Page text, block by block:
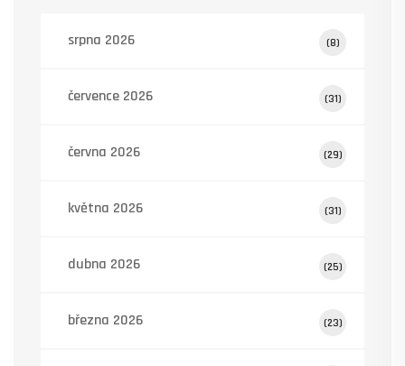
srpna 2026 (8)
července 2026 (31)
června 2026 (29)
května 2026 (31)
dubna 2026 (25)
března 2026 (23)